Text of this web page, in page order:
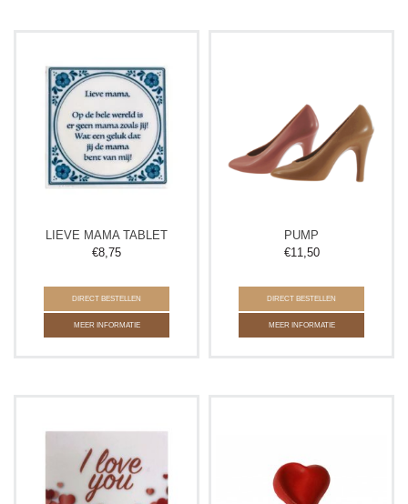
LIEVE MAMA TABLET
€8,75
DIRECT BESTELLEN
MEER INFORMATIE
PUMP
€11,50
DIRECT BESTELLEN
MEER INFORMATIE